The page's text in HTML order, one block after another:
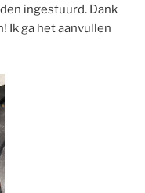
ingestuurd. Dank
Ik ga het aanvullen